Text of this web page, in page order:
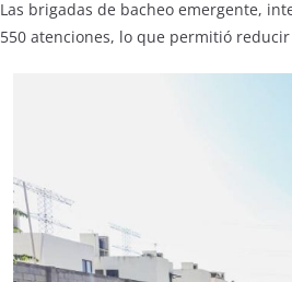
Las brigadas de bacheo emergente,
550 atenciones, lo que permitió